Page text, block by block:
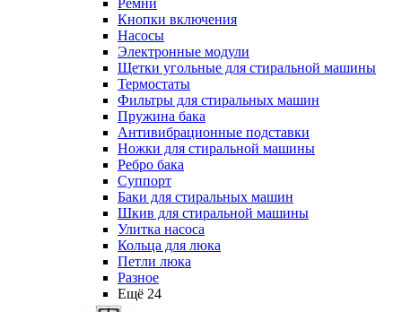
Ремни
Кнопки включения
Насосы
Электронные модули
Щетки угольные для стиральной машины
Термостаты
Фильтры для стиральных машин
Пружина бака
Антивибрационные подставки
Ножки для стиральной машины
Ребро бака
Суппорт
Баки для стиральных машин
Шкив для стиральной машины
Улитка насоса
Кольца для люка
Петли люка
Разное
Ещё 24